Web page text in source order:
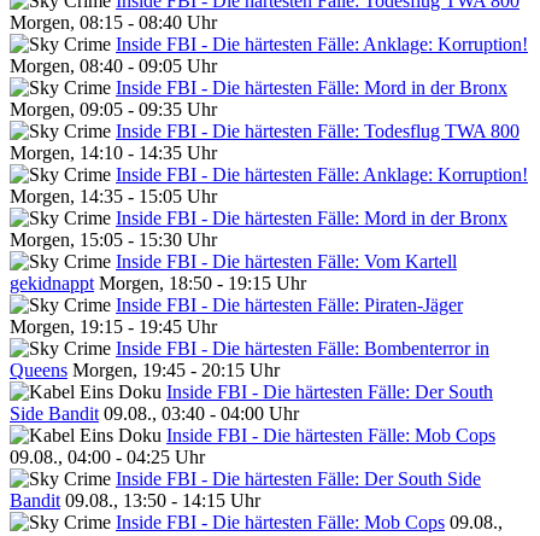
Morgen, 08:15 - 08:40 Uhr
Inside FBI - Die härtesten Fälle: Anklage: Korruption!
Morgen, 08:40 - 09:05 Uhr
Inside FBI - Die härtesten Fälle: Mord in der Bronx
Morgen, 09:05 - 09:35 Uhr
Inside FBI - Die härtesten Fälle: Todesflug TWA 800
Morgen, 14:10 - 14:35 Uhr
Inside FBI - Die härtesten Fälle: Anklage: Korruption!
Morgen, 14:35 - 15:05 Uhr
Inside FBI - Die härtesten Fälle: Mord in der Bronx
Morgen, 15:05 - 15:30 Uhr
Inside FBI - Die härtesten Fälle: Vom Kartell
gekidnappt Morgen, 18:50 - 19:15 Uhr
Inside FBI - Die härtesten Fälle: Piraten-Jäger
Morgen, 19:15 - 19:45 Uhr
Inside FBI - Die härtesten Fälle: Bombenterror in
Queens Morgen, 19:45 - 20:15 Uhr
Inside FBI - Die härtesten Fälle: Der South
Side Bandit 09.08., 03:40 - 04:00 Uhr
Inside FBI - Die härtesten Fälle: Mob Cops
09.08., 04:00 - 04:25 Uhr
Inside FBI - Die härtesten Fälle: Der South Side
Bandit 09.08., 13:50 - 14:15 Uhr
Inside FBI - Die härtesten Fälle: Mob Cops 09.08.,